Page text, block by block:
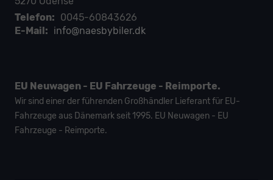
Telefon: 0045-60843626
E-Mail: info@naesbybiler.dk
EU Neuwagen - EU Fahrzeuge - Reimporte.
Wir sind einer der führenden Großhändler Lieferant für EU-
Fahrzeuge aus Dänemark seit 1995. EU Neuwagen - EU
Fahrzeuge - Reimporte.